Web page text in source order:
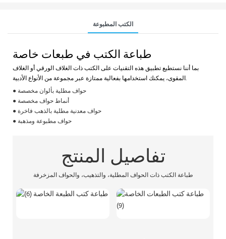
الكتب المطبوعة
طباعة الكتب في طبعات خاصة
بما أننا نستطيع تطبيق هذه التقنيات على الكتب ذات الغلاف الورقي أو الغلاف
المقوى، يمكنك استخدامها بفعالية ممتازة عبر مجموعة من الأنواع الأدبية.
● حواف مطلية بألوان مخصصة
● أنماط حواف مخصصة
● حواف معدنية مطلية بالذهب فاخرة
● حواف مطبوعة ومذهبة
تفاصيل المنتج
طباعة الكتب ذات الحواف المطلية، والتذهيب، والحواف المزخرفة